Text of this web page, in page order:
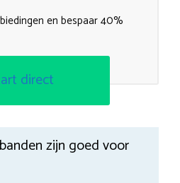
en bespaar 40%
direct
zijn goed voor